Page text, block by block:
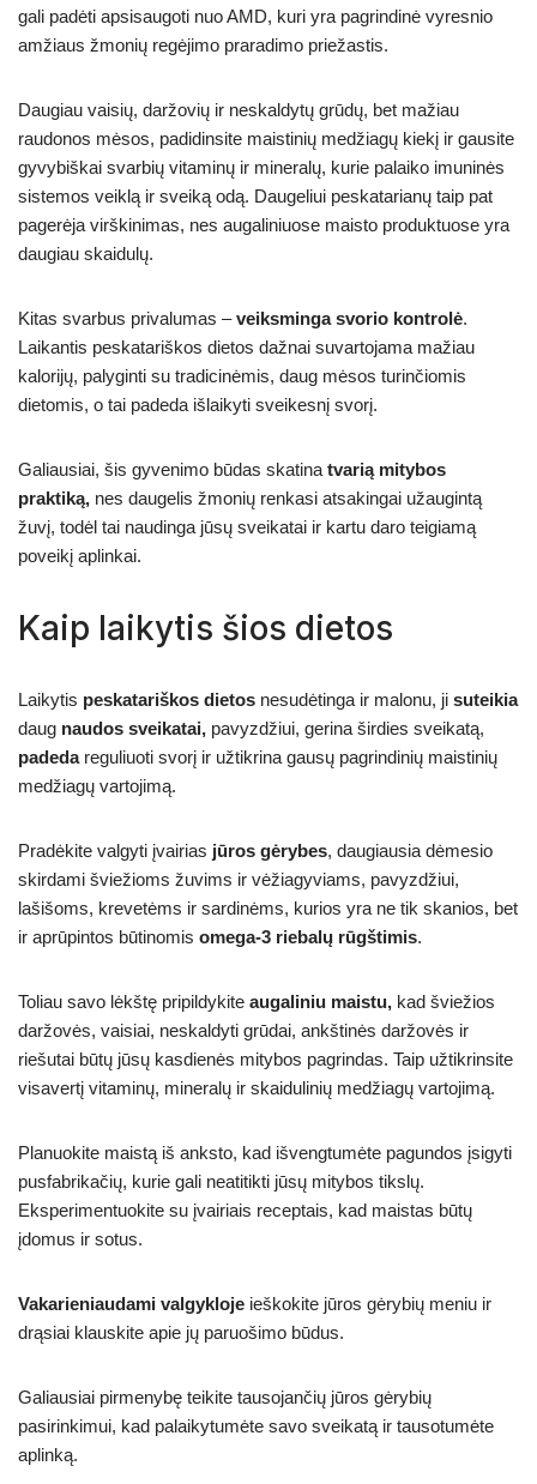
gali padėti apsisaugoti nuo AMD, kuri yra pagrindinė vyresnio
amžiaus žmonių regėjimo praradimo priežastis.
Daugiau vaisių, daržovių ir neskaldytų grūdų, bet mažiau
raudonos mėsos, padidinsite maistinių medžiagų kiekį ir gausite
gyvybiškai svarbių vitaminų ir mineralų, kurie palaiko imuninės
sistemos veiklą ir sveiką odą. Daugeliui peskatarianų taip pat
pagerėja virškinimas, nes augaliniuose maisto produktuose yra
daugiau skaidulų.
Kitas svarbus privalumas –veiksminga svorio kontrolė.
Laikantis peskatariškos dietos dažnai suvartojama mažiau
kalorijų, palyginti su tradicinėmis, daug mėsos turinčiomis
dietomis, o tai padeda išlaikyti sveikesnį svorį.
Galiausiai, šis gyvenimo būdas skatina tvarią mitybos
praktiką, nes daugelis žmonių renkasi atsakingai užaugintą
žuvį, todėl tai naudinga jūsų sveikatai ir kartu daro teigiamą
poveikį aplinkai.
Kaip laikytis šios dietos
Laikytis peskatariškos dietos nesudėtinga ir malonu, ji suteikia
daug naudos sveikatai, pavyzdžiui, gerina širdies sveikatą,
padedareguliuoti svorį ir užtikrina gausų pagrindinių maistinių
medžiagų vartojimą.
Pradėkite valgyti įvairias jūros gėrybes, daugiausia dėmesio
skirdami šviežioms žuvims ir vėžiagyviams, pavyzdžiui,
lašišoms, krevetėms ir sardinėms, kurios yra ne tik skanios, bet
ir aprūpintos būtinomis omega-3 riebalų rūgštimis.
Toliau savo lėkštę pripildykite augaliniu maistu, kad šviežios
daržovės, vaisiai, neskaldyti grūdai, ankštinės daržovės ir
riešutai būtų jūsų kasdienės mitybos pagrindas. Taip užtikrinsite
visavertį vitaminų, mineralų ir skaidulinių medžiagų vartojimą.
Planuokite maistą iš anksto, kad išvengtumėte pagundos įsigyti
pusfabrikačių, kurie gali neatitikti jūsų mitybos tikslų.
Eksperimentuokite su įvairiais receptais, kad maistas būtų
įdomus ir sotus.
Vakarieniaudami valgykloje ieškokite jūros gėrybių meniu ir
drąsiai klauskite apie jų paruošimo būdus.
Galiausiai pirmenybę teikite tausojančių jūros gėrybių
pasirinkimui, kad palaikytumėte savo sveikatą ir tausotumėte
aplinką.